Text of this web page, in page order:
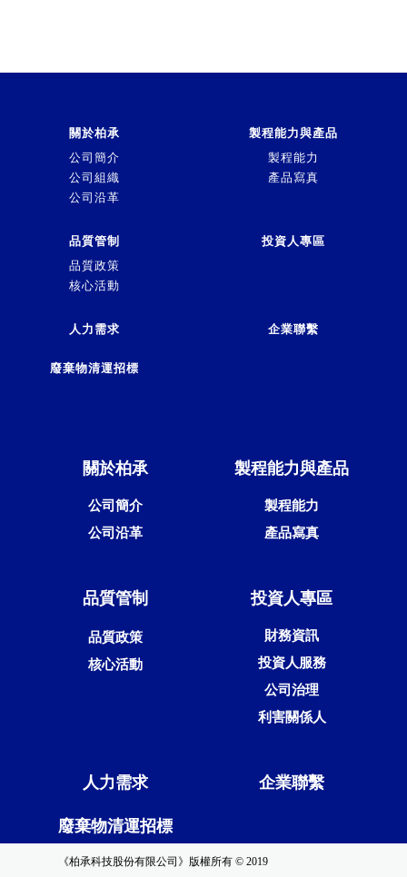
關於柏承
公司簡介
公司組織
公司沿革
製程能力與產品
製程能力
產品寫真
品質管制
品質政策
核心活動
投資人專區
人力需求 企業聯繫
廢棄物清運招標
關於柏承
公司簡介
公司沿革
製程能力與產品
製程能力
產品寫真
品質管制
品質政策
核心活動
投資人專區
財務資訊
投資人服務
公司治理
利害關係人
人力需求 企業聯繫
廢棄物清運招標
《柏承科技股份有限公司》版權所有 © 2019